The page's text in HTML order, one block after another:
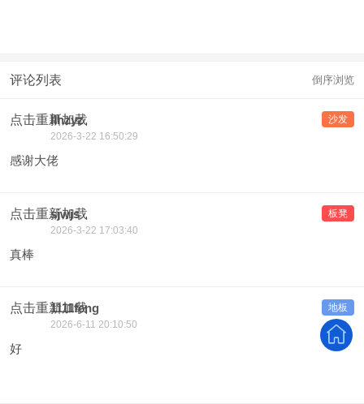
评论列表 倒序浏览
点击重新加载 沙发
llhzyz
2026-3-22 16:50:29
感谢大佬
点击重新加载 板凳
sjwjs
2026-3-22 17:03:40
真棒
点击重新加载 地板
1111feng
2026-6-11 20:10:50
好